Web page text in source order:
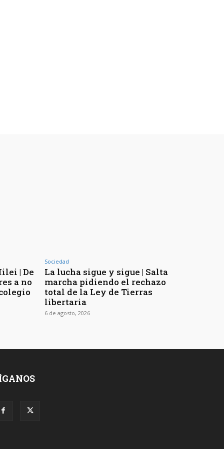
| De
a no
Sociedad
La lucha sigue y sigue | Salta
marcha pidiendo el rechazo
total de la Ley de Tierras
libertaria
6 de agosto, 2026